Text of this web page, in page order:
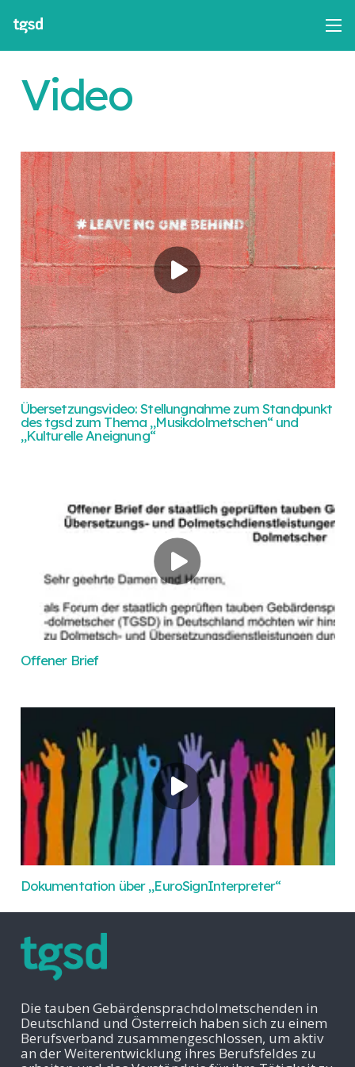
Video
Übersetzungsvideo: Stellungnahme zum Standpunkt
des tgsd zum Thema „Musikdolmetschen“ und
„Kulturelle Aneignung“
Offener Brief
Dokumentation über „EuroSignInterpreter“
Die tauben Gebärdensprachdolmetschenden in
Deutschland und Österreich haben sich zu einem
Berufsverband zusammengeschlossen, um aktiv
an der Weiterentwicklung ihres Berufsfeldes zu